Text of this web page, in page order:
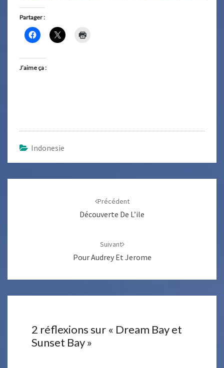
Partager :
J’aime ça :
Indonesie
Précédent
Découverte De L’ile
Suivant
Pour Audrey Et Jerome
2 réflexions sur « Dream Bay et
Sunset Bay»